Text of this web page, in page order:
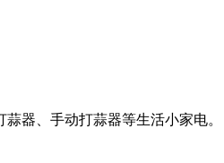
器、手动打蒜器等生活小家电